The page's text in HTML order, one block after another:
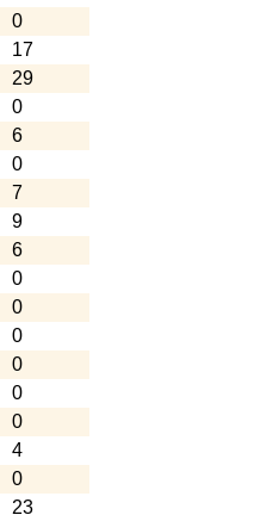
0
17
29
0
6
0
7
9
6
0
0
0
0
0
0
4
0
23